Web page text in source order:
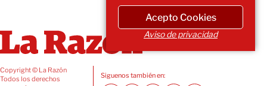
Copyright © La Razón
Todos los derechos
Siguenos también en:
Acepto Cookies
Aviso de privacidad